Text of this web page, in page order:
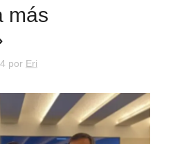
más
por Eri